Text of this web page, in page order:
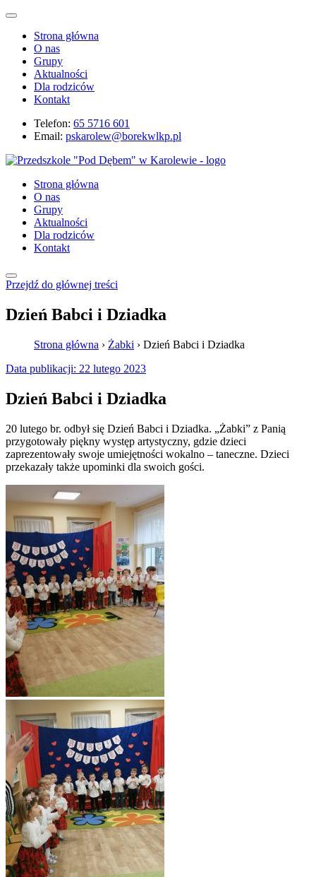
Strona główna
O nas
Grupy
Aktualności
Dla rodziców
Kontakt
Telefon: 65 5716 601
Email: pskarolew@borekwlkp.pl
Strona główna
O nas
Grupy
Aktualności
Dla rodziców
Kontakt
Przejdź do głównej treści
Dzień Babci i Dziadka
Strona główna › Żabki › Dzień Babci i Dziadka
Data publikacji: 22 lutego 2023
Dzień Babci i Dziadka
20 lutego br. odbył się Dzień Babci i Dziadka. „Żabki” z Panią
przygotowały piękny występ artystyczny, gdzie dzieci
zaprezentowały swoje umiejętności wokalno – taneczne. Dzieci
przekazały także upominki dla swoich gości.